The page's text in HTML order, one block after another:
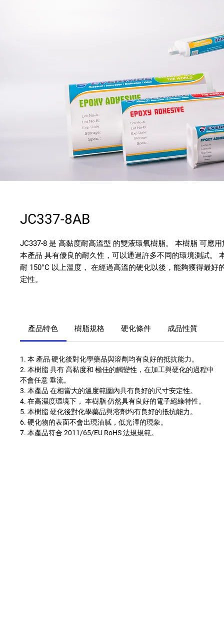
JC337-8AB
JC337-8 是 高黏度耐高溫型 的雙液環氧樹脂。 本樹脂 可應
本產品 具有優良的耐久性，可以通過許多不同的環境測試。
耐 150°C 以上溫度， 在經過高溫的硬化以後，能夠獲得最好
定性。
產品特色 樹脂規格 硬化條件 成品性質
1. 本 產品 硬化後對化學藥品與溶劑均有良好的抵抗能力。
2. 本樹脂 具有 高黏度和 極佳的觸變性，在加工與硬化的過程中
不會任意 垂流。
3. 本產品 在相當大的溫度範圍內具有良好的尺寸安定性。
4. 在高濕度環境下， 本樹脂 仍然具有良好的電子絕緣特性。
5. 本樹脂 硬化後對化學藥品與溶劑均有良好的抵抗能力。
6. 硬化物的表面不會出現油膩，低光澤的現象。
7. 本產品符合 2011/65/EU RoHS 法規規範。